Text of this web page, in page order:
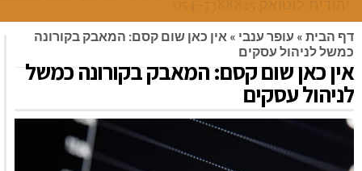
דף הבית » עופר ענבי » אין כאן שום קסם: המאבק בקורונה
כמשל לניהול עסקים
אין כאן שום קסם: המאבק בקורונה כמשל
לניהול עסקים